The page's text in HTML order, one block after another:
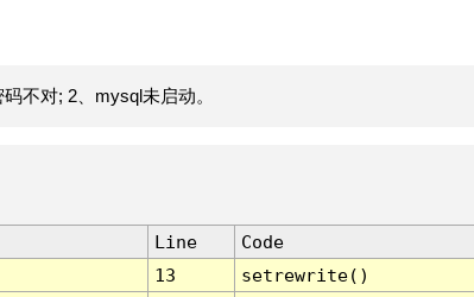
不对; 2、mysql未启动。
Line
Code
13
setrewrite()